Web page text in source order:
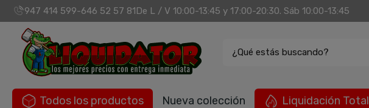
947 414 599-646 52 57 81De L / V 10:00-13:45 y 17:00-20:30. Sáb 10:00-13:45
¿Qué estás buscando?
Todos los productos Nueva colección Liquidación Total